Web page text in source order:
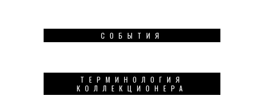
СОБЫТИЯ
ТЕРМИНОЛОГИЯ
КОЛЛЕКЦИОНЕРА